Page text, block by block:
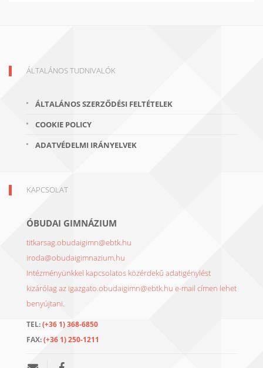
ÁLTALÁNOS TUDNIVALÓK
ÁLTALÁNOS SZERZŐDÉSI FELTÉTELEK
COOKIE POLICY
ADATVÉDELMI IRÁNYELVEK
KAPCSOLAT
ÓBUDAI GIMNÁZIUM
titkarsag.obudaigimn@ebtk.hu
iroda@obudaigimnazium.hu
Intézményünkkel kapcsolatos közérdekű adatigénylést
kizárólag az igazgato.obudaigimn@ebtk.hu e-mail címen lehet
benyújtani.
TEL:(+36 1) 368-6850
FAX:(+36 1) 250-1211